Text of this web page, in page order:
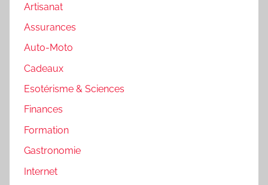
Artisanat
Assurances
Auto-Moto
Cadeaux
Esotérisme & Sciences
Finances
Formation
Gastronomie
Internet